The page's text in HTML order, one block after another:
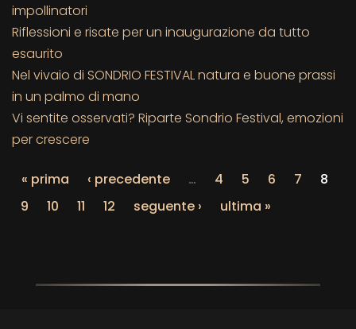
impollinatori
Riflessioni e risate per un inaugurazione da tutto
esaurito
Nel vivaio di SONDRIO FESTIVAL natura e buone prassi
in un palmo di mano
Vi sentite osservati? Riparte Sondrio Festival, emozioni
per crescere
« prima ‹ precedente … 4 5 6 7
8
9
10 11 12 seguente › ultima »